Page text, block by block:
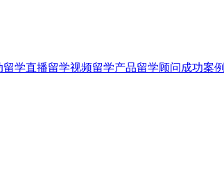
留学直播留学视频留学产品留学顾问 成功案例